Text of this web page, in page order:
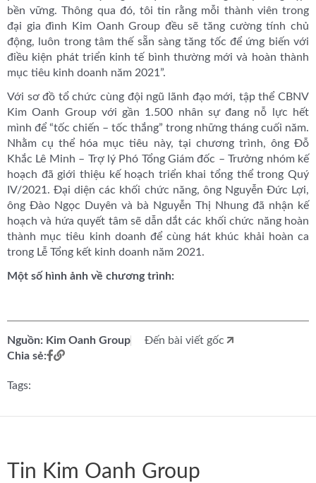
bền vững. Thông qua đó, tôi tin rằng mỗi thành viên trong
đại gia đình Kim Oanh Group đều sẽ tăng cường tính chủ
động, luôn trong tâm thế sẵn sàng tăng tốc để ứng biến với
điều kiện phát triển kinh tế bình thường mới và hoàn thành
mục tiêu kinh doanh năm 2021”.
Với sơ đồ tổ chức cùng đội ngũ lãnh đạo mới, tập thể CBNV
Kim Oanh Group với gần 1.500 nhân sự đang nỗ lực hết
mình để “tốc chiến – tốc thắng” trong những tháng cuối năm.
Nhằm cụ thể hóa mục tiêu này, tại chương trình, ông Đỗ
Khắc Lê Minh – Trợ lý Phó Tổng Giám đốc – Trưởng nhóm kế
hoạch đã giới thiệu kế hoạch triển khai tổng thể trong Quý
IV/2021. Đại diện các khối chức năng, ông Nguyễn Đức Lợi,
ông Đào Ngọc Duyên và bà Nguyễn Thị Nhung đã nhận kế
hoạch và hứa quyết tâm sẽ dẫn dắt các khối chức năng hoàn
thành mục tiêu kinh doanh để cùng hát khúc khải hoàn ca
trong Lễ Tổng kết kinh doanh năm 2021.
Một số hình ảnh về chương trình:
Nguồn: Kim Oanh Group
Đến bài viết gốc
Chia sẻ:
Tags:
Tin Kim Oanh Group